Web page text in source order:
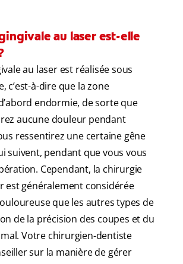
au laser est-elle
au laser est réalisée sous
c’est-à-dire que la zone
endormie, de sorte que
aucune douleur pendant
ressentirez une certaine gêne
suivent, pendant que vous vous
Cependant, la chirurgie
est généralement considérée
que les autres types de
de la précision des coupes et du
Votre chirurgien-dentiste
sur la manière de gérer